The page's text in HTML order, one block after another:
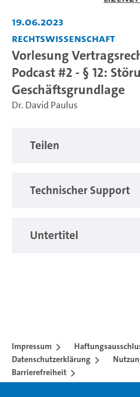
19.06.2023
Rechtswissenschaft
Vorlesung
Podcast #2 - § 12:
Geschäftsgrundlage
Dr. David Paulus
Teilen
Technischer Support
Untertitel
Impressum
Datenschutzerklärung
Barrierefreiheit